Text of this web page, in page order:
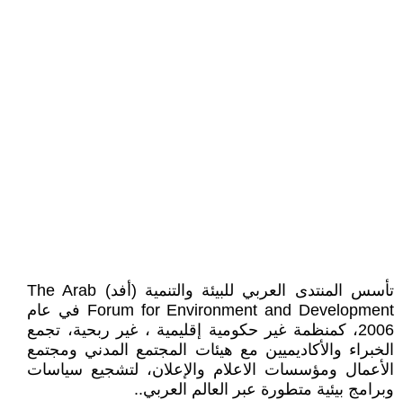
تأسس المنتدى العربي للبيئة والتنمية (أفد) The Arab
Forum for Environment and Development في عام
2006، كمنظمة غير حكومية إقليمية ، غير ربحية، تجمع
الخبراء والأكاديميين مع هيئات المجتمع المدني ومجتمع
الأعمال ومؤسسات الاعلام والإعلان، لتشجيع سياسات
وبرامج بيئية متطورة عبر العالم العربي..